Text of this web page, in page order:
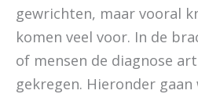
gewrichten, maar vooral
komen veel voor. In de
of mensen de diagnose
gekregen. Hieronder